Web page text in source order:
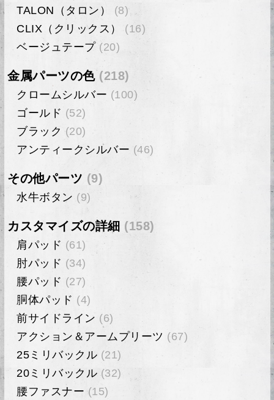
TALON（タロン）
(8)
CLIX（クリックス）
(16)
ベージュテープ(20)
金属パーツの色(218)
クロームシルバー (100)
ゴールド (52)
ブラック (20)
アンティークシルバー (46)
その他パーツ (9)
水牛ボタン (9)
カスタマイズの詳細 (158)
肩パッド (61)
肘パッド (34)
腰パッド (27)
胴体パッド (4)
前サイドライン (6)
アクション＆アームプリーツ (67)
25ミリバックル (21)
20ミリバックル (32)
腰ファスナー (15)